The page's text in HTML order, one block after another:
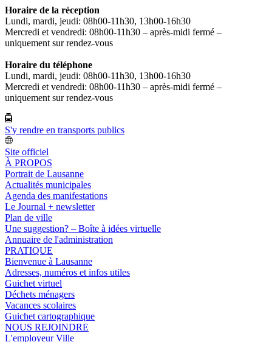
Horaire de la réception
Lundi, mardi, jeudi: 08h00-11h30, 13h00-16h30
Mercredi et vendredi: 08h00-11h30 – après-midi fermé –
uniquement sur rendez-vous
Horaire du téléphone
Lundi, mardi, jeudi: 08h00-11h30, 13h00-16h30
Mercredi et vendredi: 08h00-11h30 – après-midi fermé –
uniquement sur rendez-vous
S'y rendre en transports publics
Site officiel
À PROPOS
Portrait de Lausanne
Actualités municipales
Agenda des manifestations
Le Journal + newsletter
Plan de ville
Une suggestion? – Boîte à idées virtuelle
Annuaire de l'administration
PRATIQUE
Bienvenue à Lausanne
Adresses, numéros et infos utiles
Guichet virtuel
Déchets ménagers
Vacances scolaires
Guichet cartographique
NOUS REJOINDRE
L'employeur Ville